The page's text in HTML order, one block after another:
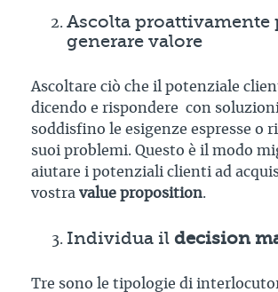
Ascolta proattivamente
generare valore
Ascoltare ciò che il potenziale
dicendo e rispondere con
soddisfino le esigenze espresse o
suoi problemi. Questo è il modo
aiutare i potenziali clienti ad
vostra value proposition.
Individua il decision
Tre sono le tipologie di